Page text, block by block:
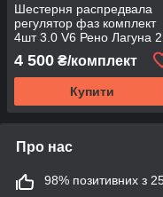
Шестерня распредвала
регулятор фаз комплект
4шт 3.0 V6 Рено Лагуна 2
4 500 ₴/комплект
Купити
Про нас
98% позитивних з